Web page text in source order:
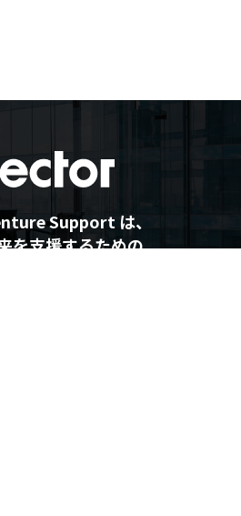
Support は、
を支援するための